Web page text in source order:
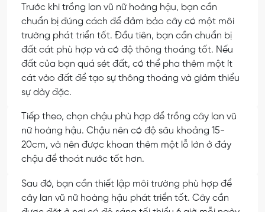
Trước khi trồng lan vũ nữ hoàng hậu, bạn cần
chuẩn bị đúng cách để đảm bảo cây có một môi
trường phát triển tốt. Đầu tiên, bạn cần chuẩn bị
đất cát phù hợp và có độ thông thoáng tốt. Nếu
đất của bạn quá sét đất, có thể pha thêm một ít
cát vào đất để tạo sự thông thoáng và giảm thiểu
sự dày đặc.
Tiếp theo, chọn chậu phù hợp để trồng cây lan vũ
nữ hoàng hậu. Chậu nên có độ sâu khoảng 15-
20cm, và nên được khoan thêm một lỗ lớn ở đáy
chậu để thoát nước tốt hơn.
Sau đó, bạn cần thiết lập môi trường phù hợp để
cây lan vũ nữ hoàng hậu phát triển tốt. Cây cần